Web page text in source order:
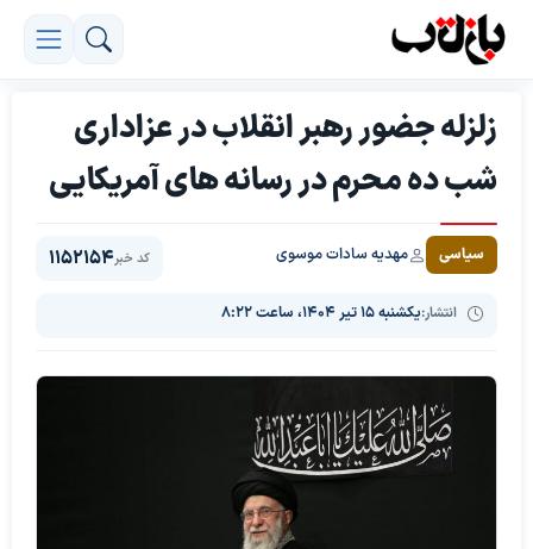
زلزله جضور رهبر انقلاب در عزاداری
شب ده محرم در رسانه های آمریکایی
سیاسی مهدیه سادات موسوی
انتشار:یکشنبه ۱۵ تیر ۱۴۰۴، ساعت ۸:۲۲
کد خبر1152154